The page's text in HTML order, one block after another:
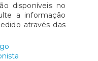
disponíveis no
a informação
através das